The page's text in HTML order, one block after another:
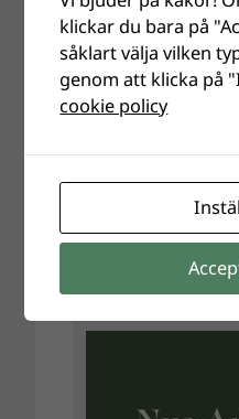
klickar du bara på
såklart välja vilken
genom att klicka på
cookie policy